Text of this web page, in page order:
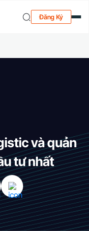
Đăng Ký
và quản
tư nhất